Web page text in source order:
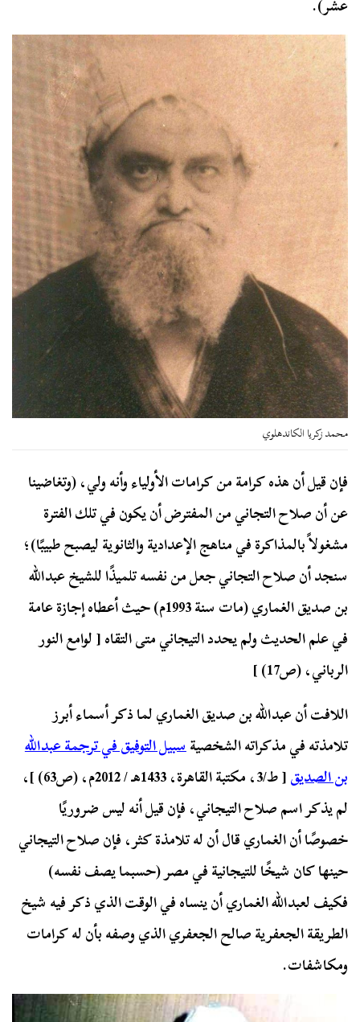
عشر).
محمد زكريا الكاندهلوي
فإن قيل أن هذه كرامة من كرامات الأولياء وأنه ولي، (وتغاضينا
عن أن صلاح التجاني من المفترض أن يكون في تلك الفترة
مشغولاً بالمذاكرة في مناهج الإعدادية والثانوية ليصبح طبيبًا)؛
سنجد أن صلاح التجاني جعل من نفسه تلميذًا للشيخ عبدالله
بن صديق الغماري (مات سنة 1993م) حيث أعطاه إجازة عامة
في علم الحديث ولم يحدد التيجاني متى التقاه [ لوامع النور
الرباني، (ص17) ]
اللافت أن عبدالله بن صديق الغماري لما ذكر أسماء أبرز
تلامذته في مذكراته الشخصيةسبيل التوفيق في ترجمة عبدالله
بن الصديق
[ ط/3، مكتبة القاهرة، 1433هـ / 2012م، (ص63) ]،
لم يذكر اسم صلاح التيجاني، فإن قيل أنه ليس ضروريًا
خصوصًا أن الغماري قال أن له تلامذة كثر، فإن صلاح التيجاني
حينها كان شيخًا للتيجانية في مصر (حسبما يصف نفسه)
فكيف لعبدالله الغماري أن ينساه في الوقت الذي ذكر فيه شيخ
الطريقة الجعفرية صالح الجعفري الذي وصفه بأن له كرامات
ومكاشفات.